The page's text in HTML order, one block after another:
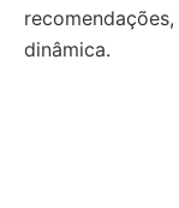
dinâmica.